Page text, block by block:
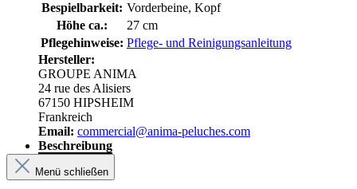
Bespielbarkeit: Vorderbeine, Kopf
Höhe ca.:
27 cm
Pflegehinweise: Pflege- und Reinigungsanleitung
Hersteller:
GROUPE ANIMA
24 rue des Alisiers
67150 HIPSHEIM
Frankreich
Email: commercial@anima-peluches.com
Beschreibung
Menü schließen